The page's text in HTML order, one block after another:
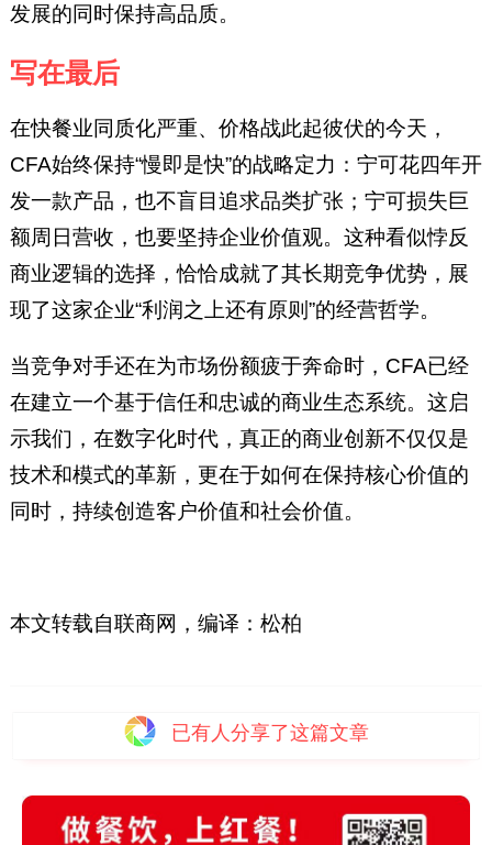
发展的同时保持高品质。
写在最后
在快餐业同质化严重、价格战此起彼伏的今天，
CFA始终保持“慢即是快”的战略定力：宁可花四年开
发一款产品，也不盲目追求品类扩张；宁可损失巨
额周日营收，也要坚持企业价值观。这种看似悖反
商业逻辑的选择，恰恰成就了其长期竞争优势，展
现了这家企业“利润之上还有原则”的经营哲学。
当竞争对手还在为市场份额疲于奔命时，CFA已经
在建立一个基于信任和忠诚的商业生态系统。这启
示我们，在数字化时代，真正的商业创新不仅仅是
技术和模式的革新，更在于如何在保持核心价值的
同时，持续创造客户价值和社会价值。
本文转载自联商网，编译：松柏
已有人分享了这篇文章